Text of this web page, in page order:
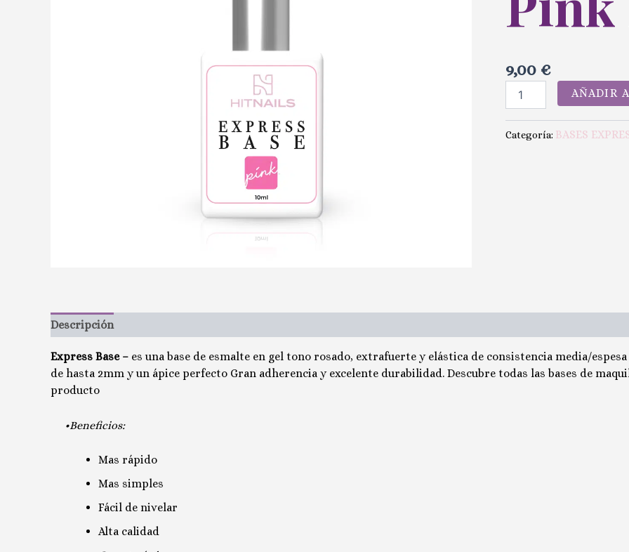
9,00 €
AÑADIR
Categoría: BASES
Descripción
Express Base – es una base de esmalte en gel tono rosado, extrafuerte y elástica de consistencia media/
de hasta 2mm y un ápice perfecto Gran adherencia y excelente durabilidad. Descubre todas las bases de
producto
•Beneficios:
Mas rápido
Mas simples
Fácil de nivelar
Alta calidad